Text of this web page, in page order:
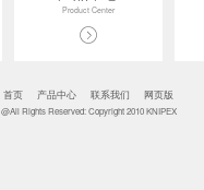
Product Center
首页 产品中心 联系我们 网页版
@All Rights Reserved: Copyright 2010 KNIPEX